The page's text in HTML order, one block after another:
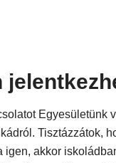
Egyesületünk
Tisztázzátok,
igen, akkor